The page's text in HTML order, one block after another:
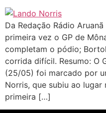
Da Redação Rádio
primeira vez o GP de
completam o pódio;
corrida difícil. Resumo: O
(25/05) foi marcado por
Norris, que subiu ao
primeira […]